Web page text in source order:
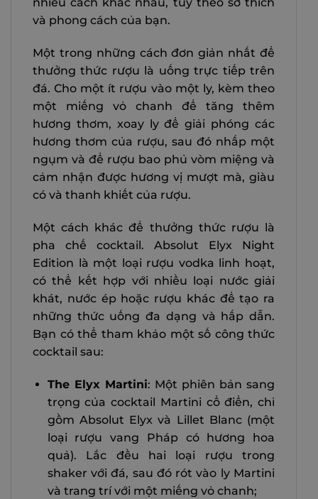
và phong cách của bạn.
Một trong những cách đơn giản nhất để
thưởng thức rượu là uống trực tiếp trên
đá. Cho một ít rượu vào một ly, kèm theo
một miếng vỏ chanh để tăng thêm
hương thơm, xoay ly để giải phóng các
hương thơm của rượu, sau đó nhấp một
ngụm và để rượu bao phủ vòm miệng và
cảm nhận được hương vị mượt mà, giàu
có và thanh khiết của rượu.
Một cách khác để thưởng thức rượu là
pha chế cocktail. Absolut Elyx Night
Edition là một loại rượu vodka linh hoạt,
có thể kết hợp với nhiều loại nước giải
khát, nước ép hoặc rượu khác để tạo ra
những thức uống đa dạng và hấp dẫn.
Bạn có thể tham khảo một số công thức
cocktail sau:
The Elyx Martini: Một phiên bản sang
trọng của cocktail Martini cổ điển, chỉ
gồm Absolut Elyx và Lillet Blanc (một
loại rượu vang Pháp có hương hoa
quả). Lắc đều hai loại rượu trong
shaker với đá, sau đó rót vào ly Martini
và trang trí với một miếng vỏ chanh;